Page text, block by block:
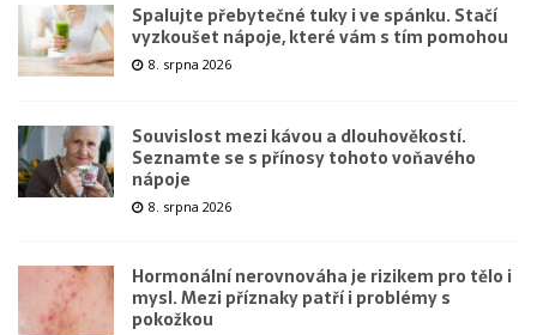
Spalujte přebytečné tuky i ve spánku. Stačí
vyzkoušet nápoje, které vám s tím pomohou
8. srpna 2026
Souvislost mezi kávou a dlouhověkostí.
Seznamte se s přínosy tohoto voňavého
nápoje
8. srpna 2026
Hormonální nerovnováha je rizikem pro tělo i
mysl. Mezi příznaky patří i problémy s
pokožkou